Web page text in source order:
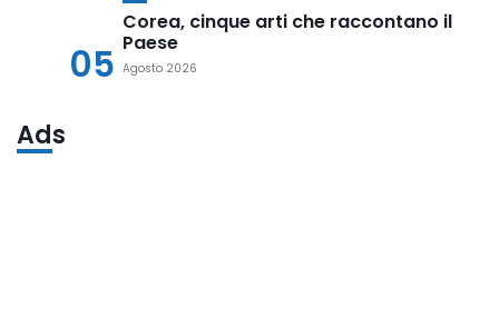
05
Corea, cinque arti che raccontano il
Paese
Agosto 2026
Ads